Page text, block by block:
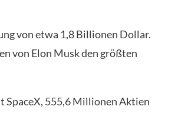
von etwa 1,8 Billionen Dollar.
von Elon Musk den größten
SpaceX, 555,6 Millionen Aktien